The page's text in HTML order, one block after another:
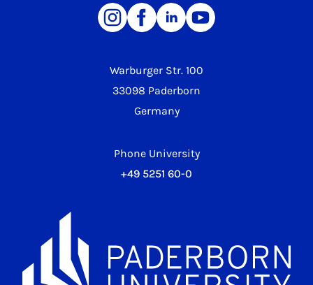
Warburger Str. 100
33098 Paderborn
Germany
Phone University
+49 5251 60-0